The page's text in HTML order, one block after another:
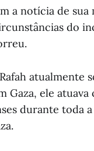
a notícia de
do
atualmente
Gaza, ele
durante toda